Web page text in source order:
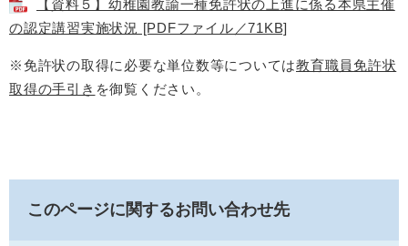
【資料５】幼稚園教諭一種免許状の上進に係る本県主催
の認定講習実施状況 [PDFファイル／71KB]
※免許状の取得に必要な単位数等については教育職員免許状
取得の手引き を御覧ください。
このページに関するお問い合わせ先